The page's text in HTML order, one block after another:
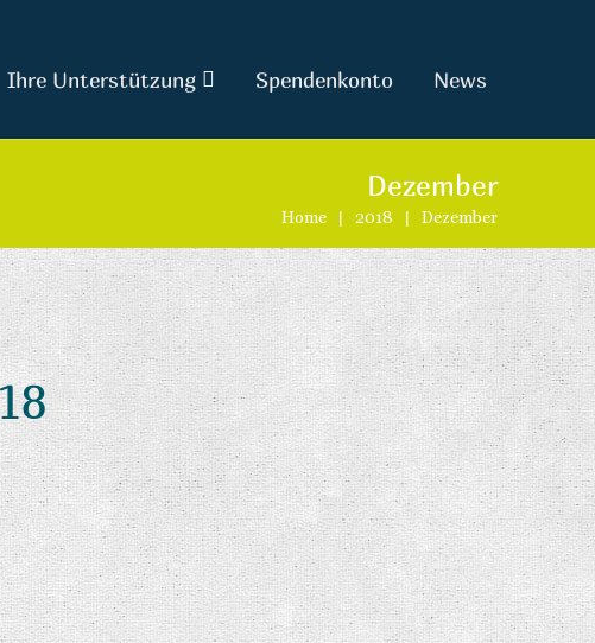
Ihre Unterstützung Spendenkonto News
Dezember
Home | 2018 | Dezember